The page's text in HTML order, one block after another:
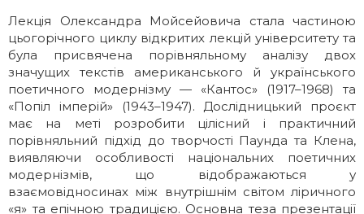
Лекція Олександра Мойсейовича стала частиною
цьогорічного циклу відкритих лекцій університету та
була присвячена порівняльному аналізу двох
значущих текстів американського й українського
поетичного модернізму — «Кантос» (1917–1968) та
«Попіл імперій» (1943–1947). Дослідницький проєкт
має на меті розробити цілісний і практичний
порівняльний підхід до творчості Паунда та Клена,
виявляючи особливості національних поетичних
модернізмів, що відображаються у
взаємовідносинах між внутрішнім світом ліричного
«я» та епічною традицією. Основна теза презентації